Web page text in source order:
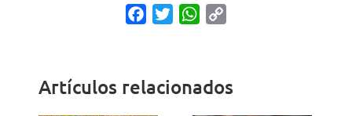
FacebookTwitterWhatsApp
Artículos relacionados